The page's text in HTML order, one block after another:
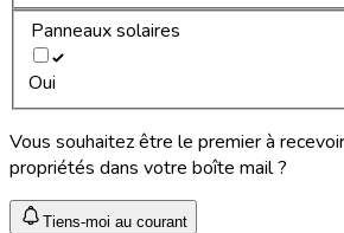
Panneaux solaires
Oui
Vous souhaitez être le premier à
propriétés dans votre boîte mail ?
Tiens-moi au courant